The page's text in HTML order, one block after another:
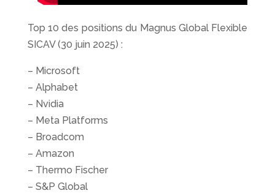
Top 10 des positions du Magnus Global Flexible
SICAV (30 juin 2025) :
– Microsoft
– Alphabet
– Nvidia
– Meta Platforms
– Broadcom
– Amazon
– Thermo Fischer
– S&P Global